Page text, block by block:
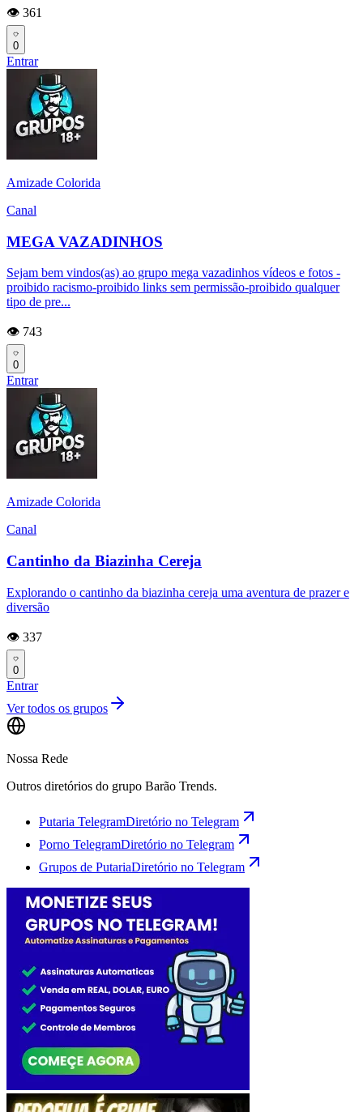
👁️ 361
0
Entrar
Amizade Colorida
Canal
MEGA VAZADINHOS
Sejam bem vindos(as) ao grupo mega vazadinhos vídeos e fotos -
proibido racismo-proibido links sem permissão-proibido qualquer
tipo de pre...
👁️ 743
0
Entrar
Amizade Colorida
Canal
Cantinho da Biazinha Cereja
Explorando o cantinho da biazinha cereja uma aventura de prazer e
diversão
👁️ 337
0
Entrar
Ver todos os grupos
Nossa Rede
Outros diretórios do grupo Barão Trends.
Putaria TelegramDiretório no Telegram
Porno TelegramDiretório no Telegram
Grupos de PutariaDiretório no Telegram